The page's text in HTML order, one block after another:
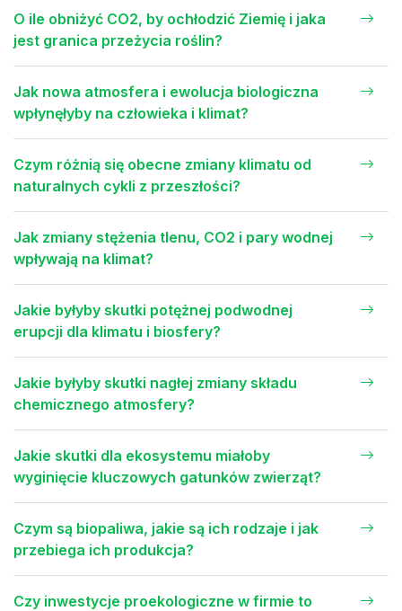
O ile obniżyć CO2, by ochłodzić Ziemię i jaka
jest granica przeżycia roślin?
Jak nowa atmosfera i ewolucja biologiczna
wpłynęłyby na człowieka i klimat?
Czym różnią się obecne zmiany klimatu od
naturalnych cykli z przeszłości?
Jak zmiany stężenia tlenu, CO2 i pary wodnej
wpływają na klimat?
Jakie byłyby skutki potężnej podwodnej
erupcji dla klimatu i biosfery?
Jakie byłyby skutki nagłej zmiany składu
chemicznego atmosfery?
Jakie skutki dla ekosystemu miałoby
wyginięcie kluczowych gatunków zwierząt?
Czym są biopaliwa, jakie są ich rodzaje i jak
przebiega ich produkcja?
Czy inwestycje proekologiczne w firmie to